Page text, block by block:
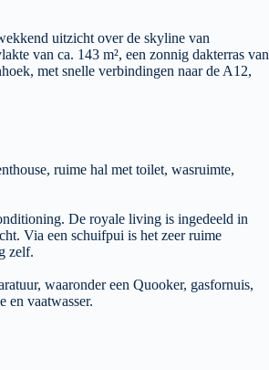
uitzicht over de skyline van
van ca. 143 m², een zonnig dakterras van
met snelle verbindingen naar de A12,
ruime hal met toilet, wasruimte,
De royale living is ingedeeld in
Via een schuifpui is het zeer ruime
zelf.
waaronder een Quooker, gasfornuis,
en vaatwasser.